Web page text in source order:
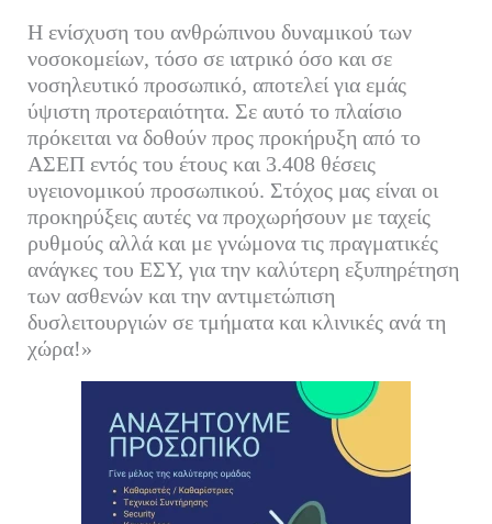
Η ενίσχυση του ανθρώπινου δυναμικού των
νοσοκομείων, τόσο σε ιατρικό όσο και σε
νοσηλευτικό προσωπικό, αποτελεί για εμάς
ύψιστη προτεραιότητα. Σε αυτό το πλαίσιο
πρόκειται να δοθούν προς προκήρυξη από το
ΑΣΕΠ εντός του έτους και 3.408 θέσεις
υγειονομικού προσωπικού. Στόχος μας είναι οι
προκηρύξεις αυτές να προχωρήσουν με ταχείς
ρυθμούς αλλά και με γνώμονα τις πραγματικές
ανάγκες του ΕΣΥ, για την καλύτερη εξυπηρέτηση
των ασθενών και την αντιμετώπιση
δυσλειτουργιών σε τμήματα και κλινικές ανά τη
χώρα!»